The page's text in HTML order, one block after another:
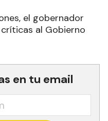
el gobernador
al Gobierno
en tu email